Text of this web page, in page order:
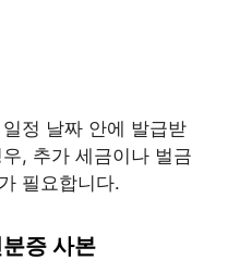
정 날짜 안에 발급받
, 추가 세금이나 벌금
필요합니다.
증 사본